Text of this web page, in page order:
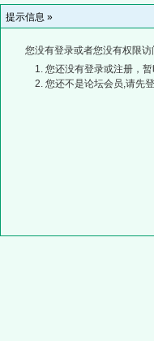
提示信息 »
您没有登录或者您没有权限
您还没有登录或注册，
您还不是论坛会员,请先